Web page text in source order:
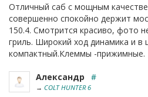
Отличный саб с мощным
совершенно спокойно держит
150.4. Смотрится красиво, фото
гриль. Широкий ход динамика и в
компактный.Клеммы -прижимные.
Александр #
→ COLT HUNTER 6